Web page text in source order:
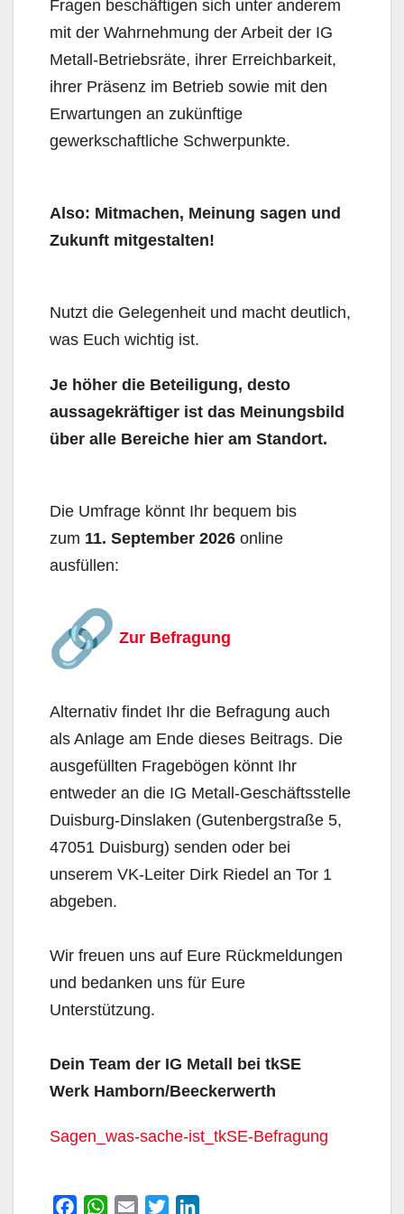
Fragen beschäftigen sich unter anderem
mit der Wahrnehmung der Arbeit der IG
Metall-Betriebsräte, ihrer Erreichbarkeit,
ihrer Präsenz im Betrieb sowie mit den
Erwartungen an zukünftige
gewerkschaftliche Schwerpunkte.
Also: Mitmachen, Meinung sagen und
Zukunft mitgestalten!
Nutzt die Gelegenheit und macht deutlich,
was Euch wichtig ist.
Je höher die Beteiligung, desto
aussagekräftiger ist das Meinungsbild
über alle Bereiche hier am Standort.
Die Umfrage könnt Ihr bequem bis
zum 11. September 2026 online
ausfüllen:
Zur Befragung
Alternativ findet Ihr die Befragung auch
als Anlage am Ende dieses Beitrags. Die
ausgefüllten Fragebögen könnt Ihr
entweder an die IG Metall-Geschäftsstelle
Duisburg-Dinslaken (Gutenbergstraße 5,
47051 Duisburg) senden oder bei
unserem VK-Leiter Dirk Riedel an Tor 1
abgeben.
Wir freuen uns auf Eure Rückmeldungen
und bedanken uns für Eure
Unterstützung.
Dein Team der IG Metall bei tkSE
Werk Hamborn/Beeckerwerth
Sagen_was-sache-ist_tkSE-Befragung
W